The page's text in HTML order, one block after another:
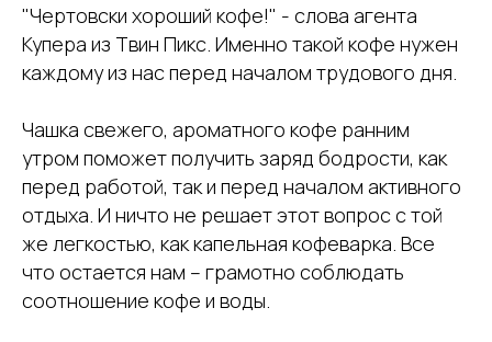
"Чертовски хороший кофе!" - слова агента
Купера из Твин Пикс. Именно такой кофе нужен
каждому из нас перед началом трудового дня.
Чашка свежего, ароматного кофе ранним
утром поможет получить заряд бодрости, как
перед работой, так и перед началом активного
отдыха. И ничто не решает этот вопрос с той
же легкостью, как капельная кофеварка. Все
что остается нам – грамотно соблюдать
соотношение кофе и воды.